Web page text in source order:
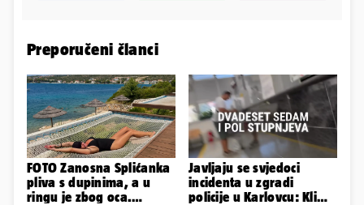
Preporučeni članci
FOTO Zanosna Splićanka
pliva s dupinima, a u
ringu je zbog oca.
Javljaju se svjedoci
incidenta u zgradi
policije u Karlovcu: Klima